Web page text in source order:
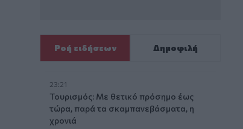
Ροή ειδήσεων Δημοφιλή
23:21
Τουρισμός: Με θετικό πρόσημο έως
τώρα, παρά τα σκαμπανεβάσματα, η
χρονιά